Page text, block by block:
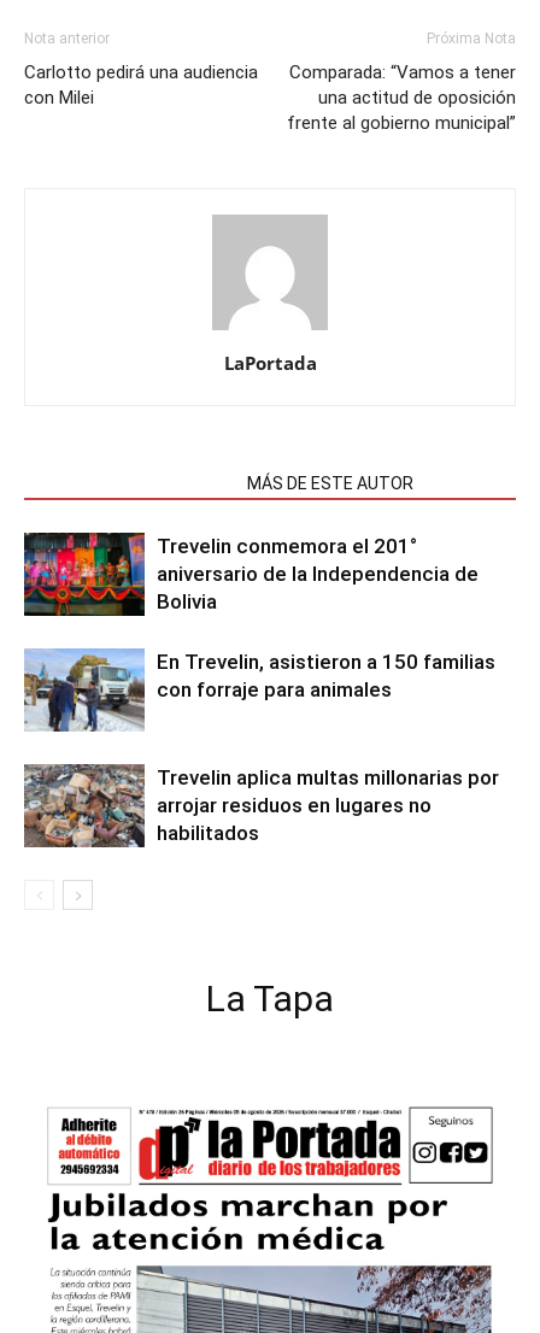
Nota anterior
Carlotto pedirá una audiencia
con Milei
Próxima Nota
Comparada: “Vamos a tener
una actitud de oposición
frente al gobierno municipal”
LaPortada
MÁS DE ESTE AUTOR
Trevelin conmemora el 201°
aniversario de la Independencia de
Bolivia
En Trevelin, asistieron a 150 familias
con forraje para animales
Trevelin aplica multas millonarias por
arrojar residuos en lugares no
habilitados
La Tapa